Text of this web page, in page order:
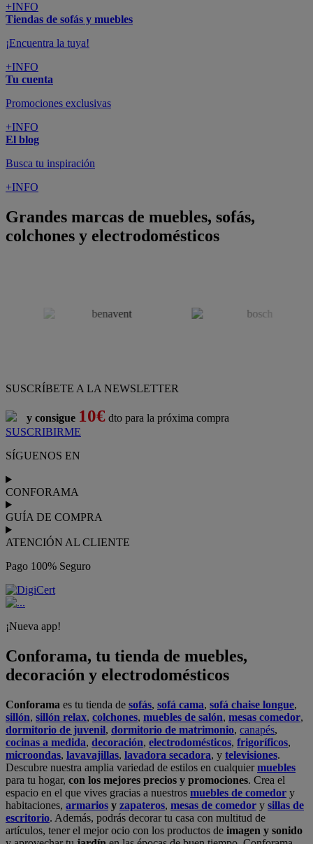
+INFO
Tiendas de sofás y muebles
¡Encuentra la tuya!
+INFO
Tu cuenta
Promociones exclusivas
+INFO
El blog
Busca tu inspiración
+INFO
Grandes marcas de muebles, sofás,
colchones y electrodomésticos
SUSCRÍBETE A LA NEWSLETTER
y consigue 10€ dto para la próxima compra
SUSCRIBIRME
SÍGUENOS EN
CONFORAMA
GUÍA DE COMPRA
ATENCIÓN AL CLIENTE
Pago 100% Seguro
¡Nueva app!
Conforama, tu tienda de muebles,
decoración y electrodomésticos
Conforama es tu tienda de sofás, sofá cama, sofá chaise longue,
sillón, sillón relax, colchones, muebles de salón, mesas comedor,
dormitorio de juvenil, dormitorio de matrimonio, canapés,
cocinas a medida, decoración, electrodomésticos, frigoríficos,
microondas, lavavajillas, lavadora secadora, y televisiones.
Descubre nuestra amplia variedad de estilos en cualquiermuebles
para tu hogar, con los mejores precios y promociones. Crea el
espacio en el que vives gracias a nuestros muebles de comedor y
habitaciones, armarios y zapateros, mesas de comedor y sillas de
escritorio. Además, podrás decorar tu casa con multitud de
artículos, tener el mejor ocio con los productos de imagen y sonido